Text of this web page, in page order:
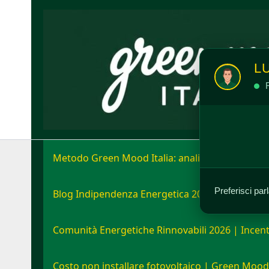
Preferisci
Metodo Green Mood Italia: analisi e strategia
Blog Indipendenza Energetica 2026: Unisciti
Comunità Energetiche Rinnovabili 2026 |
Costo non installare fotovoltaico | Green